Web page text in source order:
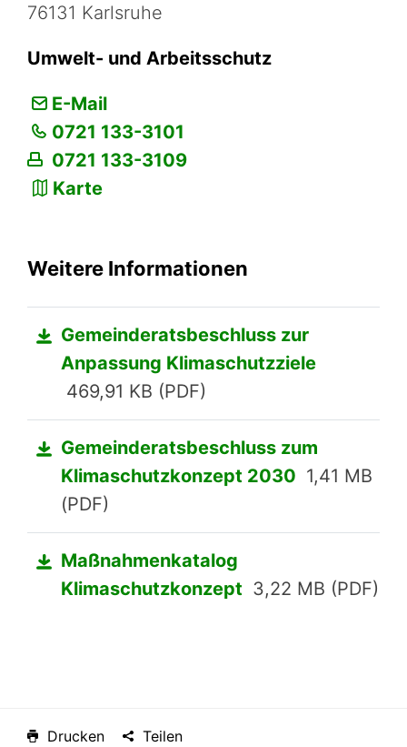
76131 Karlsruhe
Umwelt- und Arbeitsschutz
E-Mail
0721 133-3101
0721 133-3109
Karte
Weitere Informationen
Gemeinderatsbeschluss zur
Anpassung Klimaschutzziele
469,91 KB (PDF)
Gemeinderatsbeschluss zum
Klimaschutzkonzept 2030 1,41 MB
(PDF)
Maßnahmenkatalog
Klimaschutzkonzept 3,22 MB (PDF)
Drucken
Teilen